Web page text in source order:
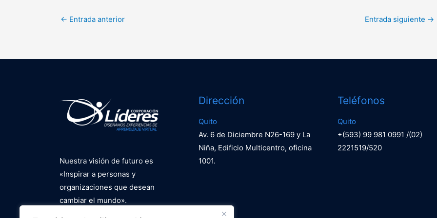
← Entrada anterior Entrada siguiente →
Nuestra visión de futuro es
«Inspirar a personas y
organizaciones que desean
cambiar el mundo».
Dirección
Quito
Av. 6 de Diciembre N26-169 y La
Niña, Edificio Multicentro, oficina
1001.
Teléfonos
Quito
+(593) 99 981 0991 /(02)
2221519/520